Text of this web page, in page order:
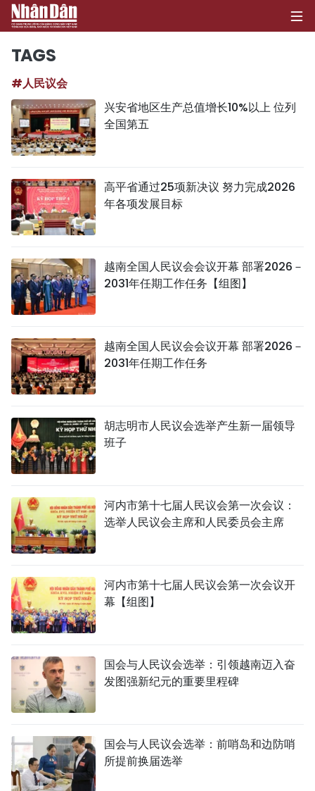
政治
社会
文化
旅游
史海
图表新闻
ENGLISH
РУССКИЙ
TAGS
#人民议会
兴安省地区生产总值增长10%以上 位列
全国第五
高平省通过25项新决议 努力完成2026
年各项发展目标
越南全国人民议会会议开幕 部署2026－
2031年任期工作任务【组图】
越南全国人民议会会议开幕 部署2026－
2031年任期工作任务
胡志明市人民议会选举产生新一届领导
班子
河内市第十七届人民议会第一次会议：
选举人民议会主席和人民委员会主席
河内市第十七届人民议会第一次会议开
幕【组图】
国会与人民议会选举：引领越南迈入奋
发图强新纪元的重要里程碑
国会与人民议会选举：前哨岛和边防哨
所提前换届选举